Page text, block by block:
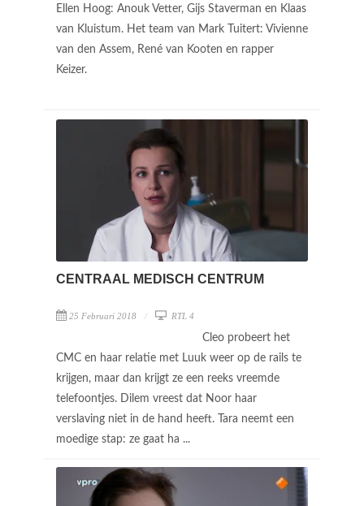
Ellen Hoog: Anouk Vetter, Gijs Staverman en Klaas
van Kluistum. Het team van Mark Tuitert: Vivienne
van den Assem, René van Kooten en rapper
Keizer.
CENTRAAL MEDISCH CENTRUM
25 Februari 2018 RTL 4
Cleo probeert het
CMC en haar relatie met Luuk weer op de rails te
krijgen, maar dan krijgt ze een reeks vreemde
telefoontjes. Dilem vreest dat Noor haar
verslaving niet in de hand heeft. Tara neemt een
moedige stap: ze gaat ha ...